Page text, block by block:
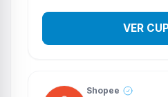
VER
Shopee